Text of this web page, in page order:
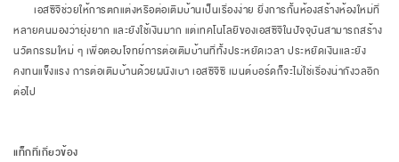
​​​​​​​ เอสซีจีช่วยให้การตกแต่งหรือต่อเติมบ้านเป็นเรื่องง่าย ยิ่งการกั้นห้องสร้างห้องใหม่ที่
หลายคนมองว่ายุ่งยาก และยังใช้เงินมาก แต่เทคโนโลยีของเอสซีจีในปัจจุบันสามารถสร้าง
นวัตกรรมใหม่ ๆ เพื่อตอบโจทย์การต่อเติมบ้านที่ทั้งประหยัดเวลา ประหยัดเงินและยัง
คงทนแข็งแรง การต่อเติมบ้านด้วยผนังเบา เอสซีจีซี เมนต์บอร์ดก็จะไม่ใช่เรื่องน่ากังวลอีก
ต่อไป
แท็กที่เกี่ยวข้อง